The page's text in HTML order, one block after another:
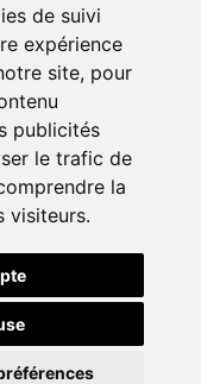
de suivi
expérience
site, pour
publicités
le trafic de
la
visiteurs.